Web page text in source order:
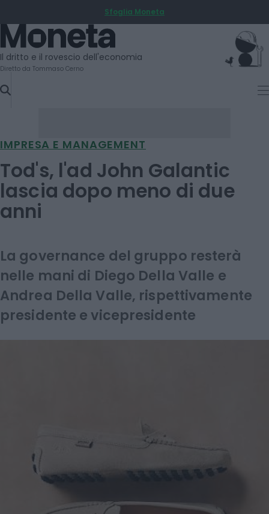
TO
CONTENT
Sfoglia Moneta
Moneta
Il dritto e il rovescio dell'economia
Diretto da Tommaso Cerno
IMPRESA E MANAGEMENT
Tod's, l'ad John Galantic
lascia dopo meno di due
anni
La governance del gruppo resterà
nelle mani di Diego Della Valle e
Andrea Della Valle, rispettivamente
presidente e vicepresidente